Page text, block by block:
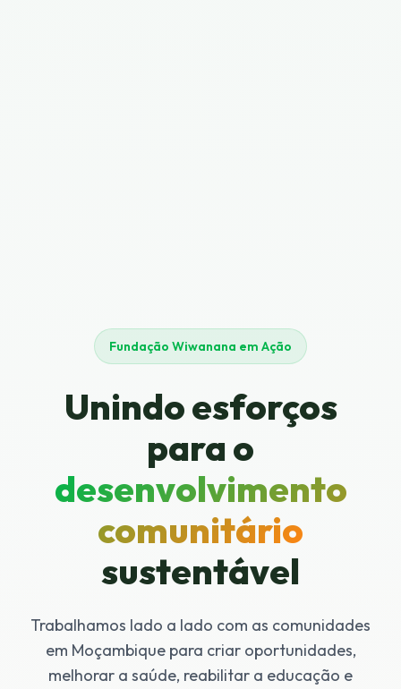
Fundação Wiwanana em Ação
Unindo esforços
para o
desenvolvimento
comunitário
sustentável
Trabalhamos lado a lado com as comunidades
em Moçambique para criar oportunidades,
melhorar a saúde, reabilitar a educação e